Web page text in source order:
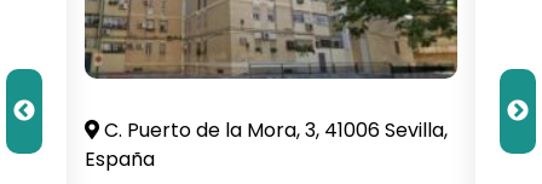
3, 41006 Sevilla,
Peru Abarka Kalea, 2,